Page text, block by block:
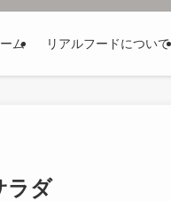
ム リアルフードについて
ラダ